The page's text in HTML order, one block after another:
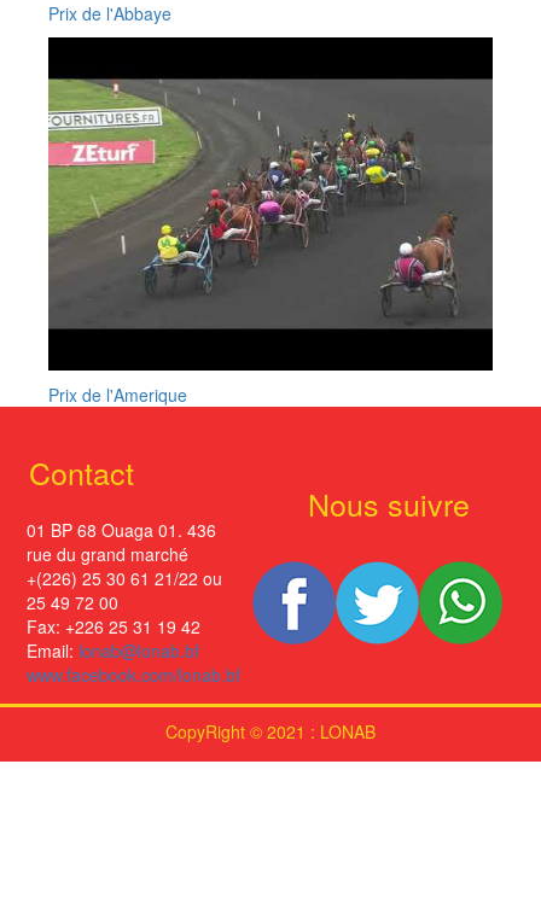
Prix de l'Abbaye
Prix de l'Amerique
Contact
01 BP 68 Ouaga 01. 436
rue du grand marché
+(226) 25 30 61 21/22 ou
25 49 72 00
Fax: +226 25 31 19 42
Email: lonab@lonab.bf
www.facebook.com/lonab.bf
Nous suivre
CopyRight © 2021 : LONAB